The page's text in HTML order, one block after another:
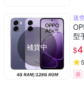
補貨中
送
型
$
5
券